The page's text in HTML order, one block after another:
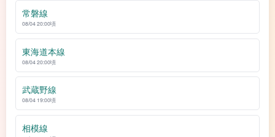
常磐線
08/04 20:00頃
東海道本線
08/04 20:00頃
武蔵野線
08/04 19:00頃
相模線